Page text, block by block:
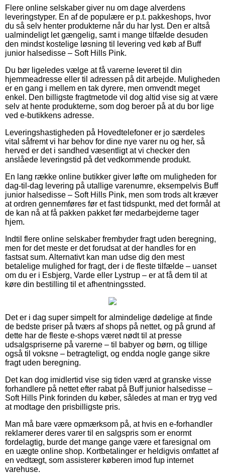
Flere online selskaber giver nu om dage alverdens
leveringstyper. En af de populære er p.t. pakkeshops, hvor
du så selv henter produkterne når du har lyst. Den er altså
ualmindeligt let gængelig, samt i mange tilfælde desuden
den mindst kostelige løsning til levering ved køb af Buff
junior halsedisse – Soft Hills Pink.
Du bør ligeledes vælge at få varerne leveret til din
hjemmeadresse eller til adressen på dit arbejde. Muligheden
er en gang i mellem en tak dyrere, men omvendt meget
enkel. Den billigste fragtmetode vil dog altid vise sig at være
selv at hente produkterne, som dog beroer på at du bor lige
ved e-butikkens adresse.
Leveringshastigheden på Hovedtelefoner er jo særdeles
vital såfremt vi har behov for dine nye varer nu og her, så
herved er det i sandhed væsentligt at vi checker den
anslåede leveringstid på det vedkommende produkt.
En lang række online butikker giver løfte om muligheden for
dag-til-dag levering på utallige varenumre, eksempelvis Buff
junior halsedisse – Soft Hills Pink, men som trods alt kræver
at ordren gennemføres før et fast tidspunkt, med det formål at
de kan nå at få pakken pakket før medarbejderne tager
hjem.
Indtil flere online selskaber frembyder fragt uden beregning,
men for det meste er det forudsat at der handles for en
fastsat sum. Alternativt kan man udse dig den mest
betalelige mulighed for fragt, der i de fleste tilfælde – uanset
om du er i Esbjerg, Varde eller Lystrup – er at få dem til at
køre din bestilling til et afhentningssted.
Det er i dag super simpelt for almindelige dødelige at finde
de bedste priser på tværs af shops på nettet, og på grund af
dette har de fleste e-shops været nødt til at presse
udsalgspriserne på varerne – til babyer og børn, og tillige
også til voksne – betragteligt, og endda nogle gange sikre
fragt uden beregning.
Det kan dog imidlertid vise sig tiden værd at granske visse
forhandlere på nettet efter rabat på Buff junior halsedisse –
Soft Hills Pink forinden du køber, således at man er tryg ved
at modtage den prisbilligste pris.
Man må bare være opmærksom på, at hvis en e-forhandler
reklamerer deres varer til en salgspris som er enormt
fordelagtig, burde det mange gange være et faresignal om
en uægte online shop. Kortbetalinger er heldigvis omfattet af
en vedtægt, som assisterer køberen imod fup internet
varehuse.